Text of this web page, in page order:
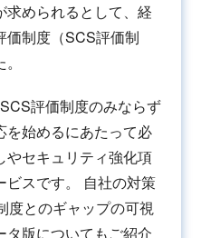
求められるとして、経
価制度（SCS評価制
評価制度のみならず
を始めるにあたって必
やセキュリティ強化項
ビスです。 自社の対策
度とのギャップの可視
タ版についてもご紹介